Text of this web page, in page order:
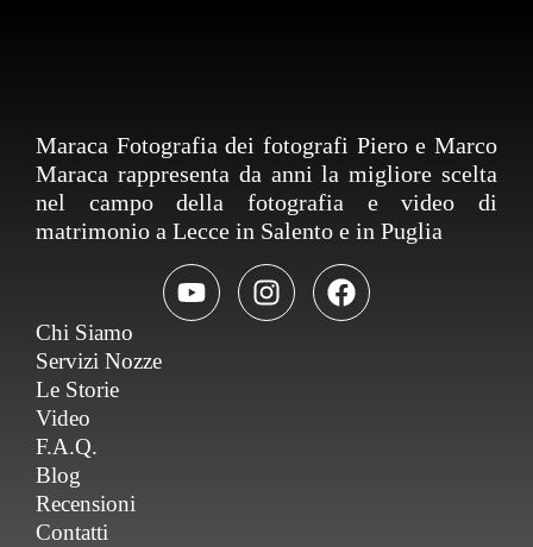
Maraca Fotografia dei fotografi Piero e Marco
Maraca rappresenta da anni la migliore scelta
nel campo della fotografia e video di
matrimonio a Lecce in Salento e in Puglia
Chi Siamo
Servizi Nozze
Le Storie
Video
F.A.Q.
Blog
Recensioni
Contatti